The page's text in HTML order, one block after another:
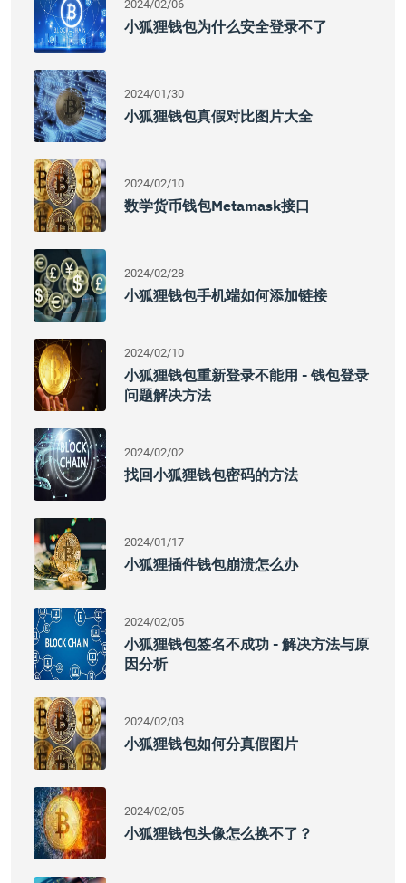
2024/02/06
小狐狸钱包为什么安全登录不了
2024/01/30
小狐狸钱包真假对比图片大全
2024/02/10
数学货币钱包Metamask接口
2024/02/28
小狐狸钱包手机端如何添加链接
2024/02/10
小狐狸钱包重新登录不能用 - 钱包登录
问题解决方法
2024/02/02
找回小狐狸钱包密码的方法
2024/01/17
小狐狸插件钱包崩溃怎么办
2024/02/05
小狐狸钱包签名不成功 - 解决方法与原
因分析
2024/02/03
小狐狸钱包如何分真假图片
2024/02/05
小狐狸钱包头像怎么换不了？